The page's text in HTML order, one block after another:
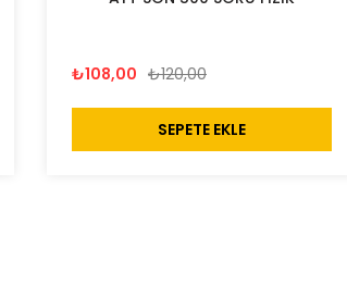
₺108,00 ₺120,00
SEPETE EKLE